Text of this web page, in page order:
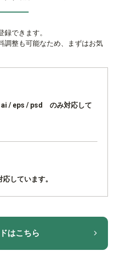
できます。
調整も可能なため、まずはお気
/ eps / psd のみ対応して
しています。
はこちら